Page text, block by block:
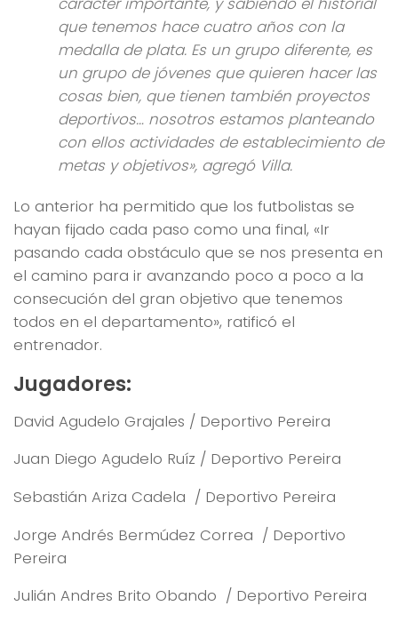
que tenemos hace cuatro años con la
medalla de plata. Es un grupo diferente, es
un grupo de jóvenes que quieren hacer las
cosas bien, que tienen también proyectos
deportivos… nosotros estamos planteando
con ellos actividades de establecimiento de
metas y objetivos», agregó Villa.
Lo anterior ha permitido que los futbolistas se
hayan fijado cada paso como una final, «Ir
pasando cada obstáculo que se nos presenta en
el camino para ir avanzando poco a poco a la
consecución del gran objetivo que tenemos
todos en el departamento», ratificó el
entrenador.
Jugadores:
David Agudelo Grajales / Deportivo Pereira
Juan Diego Agudelo Ruíz / Deportivo Pereira
Sebastián Ariza Cadela / Deportivo Pereira
Jorge Andrés Bermúdez Correa / Deportivo
Pereira
Julián Andres Brito Obando / Deportivo Pereira